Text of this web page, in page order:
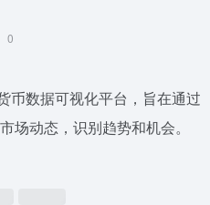
0
币数据可视化平台，旨在通过
场动态，识别趋势和机会。